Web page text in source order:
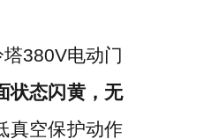
380V电动门
状态闪黄，无
真空保护动作